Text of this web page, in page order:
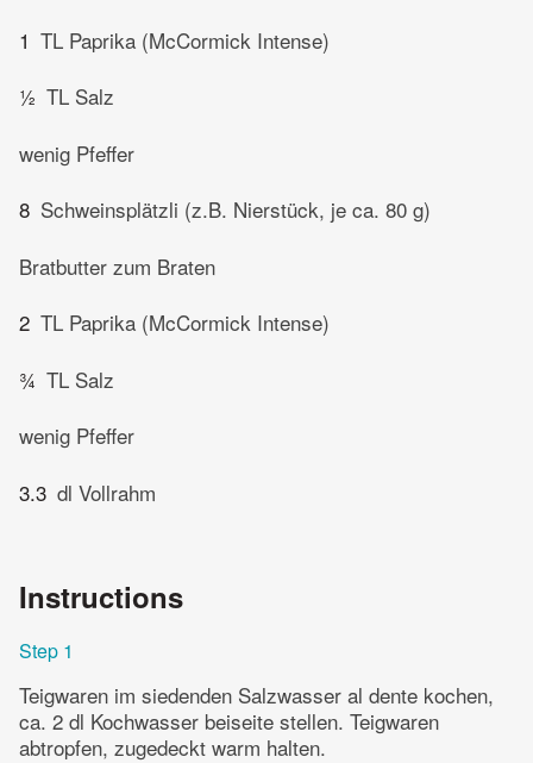
1 TL Paprika (McCormick Intense)
½ TL Salz
wenig Pfeffer
8 Schweinsplätzli (z.B. Nierstück, je ca. 80 g)
Bratbutter zum Braten
2 TL Paprika (McCormick Intense)
¾ TL Salz
wenig Pfeffer
3.3 dl Vollrahm
Instructions
Step 1
Teigwaren im siedenden Salzwasser al dente kochen,
ca. 2 dl Kochwasser beiseite stellen. Teigwaren
abtropfen, zugedeckt warm halten.